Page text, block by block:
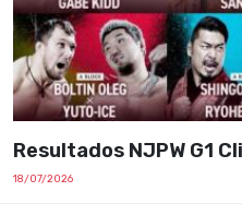
Resultados NJPW G1
18/07/2026